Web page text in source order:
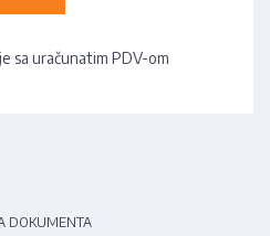
sa uračunatim PDV-om
DOKUMENTA